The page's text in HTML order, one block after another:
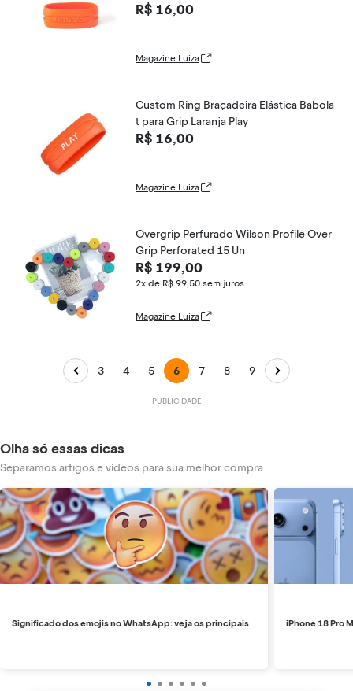
R$ 16,00
Magazine Luiza
Custom Ring Braçadeira Elástica Babola
t para Grip Laranja Play
R$ 16,00
Magazine Luiza
Overgrip Perfurado Wilson Profile Over
Grip Perforated 15 Un
R$ 199,00
2x de R$ 99,50 sem juros
Magazine Luiza
3 4 5 6 7 8 9
Olha só essas dicas
Separamos artigos e vídeos para sua melhor compra
Significado dos emojis no WhatsApp: veja os principais iPhone 18 Pro